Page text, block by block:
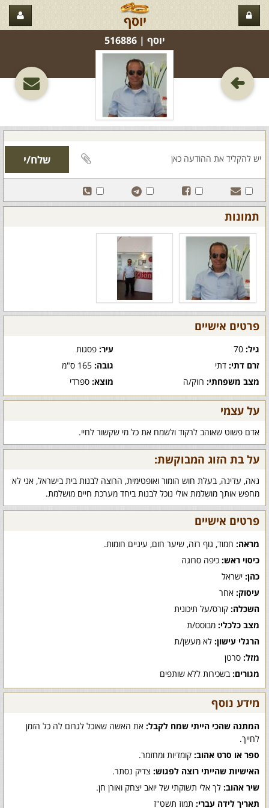
יוסף
יוסף‏ | 516886
תמונות
פרטים אישיים
גיל: עיר:פסגות
זרם דתי: דתי גובה:165 ס"מ
מצב משפחתי: רווק/ה מוצא:ספרדי
על עצמי
אדם פשוט שאוהב לרקוד ולשמח את כל מי שקשור לחיי.
על בת הזוג המבוקשת:
נאה, עדינה, בעלת חוש הומור ואופטימית, הרוצה לבנות בית בישראל, אני לא
מחפש אותך מושלמת אולי נוכל לבנות ביחד מערכת חיים מושלמת.
פרטים אישיים
מראה: חמוד, גוף רזה, שיער חום, עיניים חומות.
כיסוי ראש: כיפה סרוגה
כהן: ישראל
עיסוק: אחר
השכלה: קורס/על תיכונית
מצב כלכלי: מבוסס/ת
הרגלי עישון: לא מעשן/ת
מזל: סרטן
מגורים: בשכירות ללא שותפים
מידע נוסף
המתנה שהכי הייתי שמח לקבל: את האשה שאוכל לגרום לה כל הזמן
לחייך.
ספר או סרט אהוב: קומדיות ומחזמר.
האישיות שהייתי רוצה לפגוש: צדיק נסתר.
שיר אהוב: לך אלי תשוקתי של יואב יצחק ואורן חן.
תאריך לידה עברי: תמוז תשט"ז